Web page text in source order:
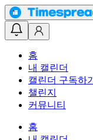
홈
내 캘린더
캘린더 구독하기
챌린지
커뮤니티
홈